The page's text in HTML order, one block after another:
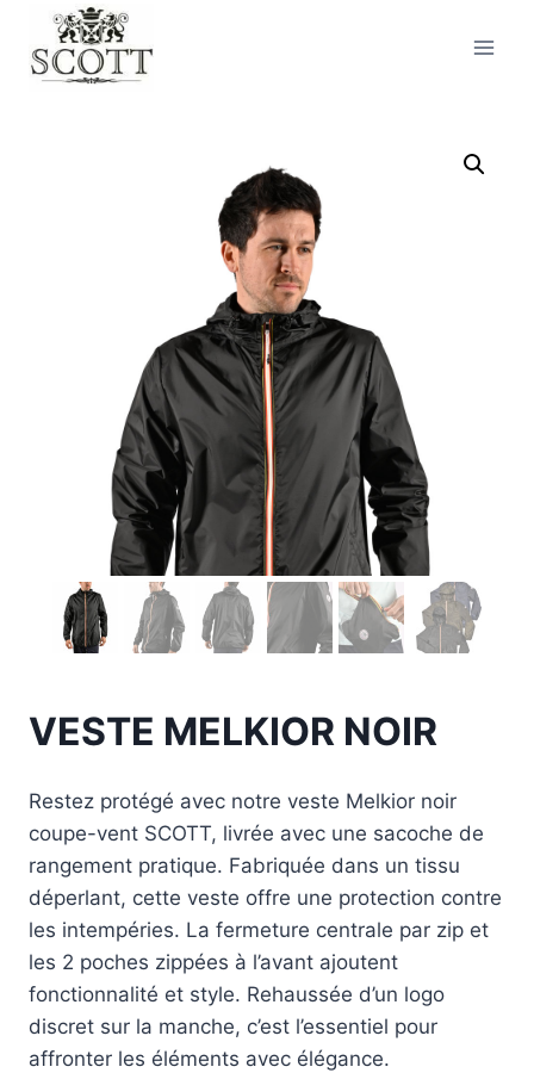
VESTE MELKIOR NOIR
Restez protégé avec notre veste Melkior noir
coupe-vent SCOTT, livrée avec une sacoche de
rangement pratique. Fabriquée dans un tissu
déperlant, cette veste offre une protection contre
les intempéries. La fermeture centrale par zip et
les 2 poches zippées à l’avant ajoutent
fonctionnalité et style. Rehaussée d’un logo
discret sur la manche, c’est l’essentiel pour
affronter les éléments avec élégance.